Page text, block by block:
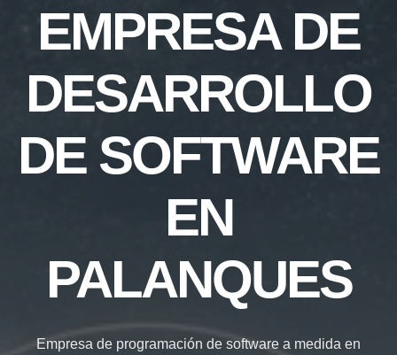
EMPRESA DE
DESARROLLO
DE SOFTWARE
EN
PALANQUES
Empresa de programación de software a medida en